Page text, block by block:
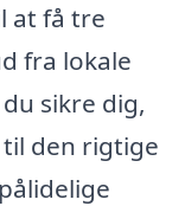
at få tre
fra lokale
sikre dig,
den rigtige